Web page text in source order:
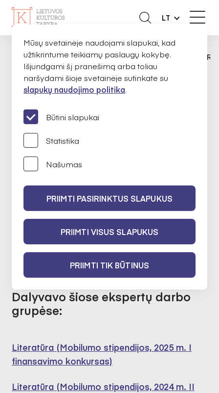
LT
PAGRINDINISAPIE MUS EKSPERTAI RAMŪNAS
Ramūnas Gerbutavičius
Literatūra
2024-02-14 iki 2026-02-14
Literatūros praktika
2020-02-06 iki 2022-02-06
Dalyvavo šiose ekspertų darbo
grupėse:
Literatūra (Mobilumo stipendijos, 2025 m. I
finansavimo konkursas)
Literatūra (Mobilumo stipendijos, 2024 m. II
Mūsų svetainėje naudojami slapukai, kad
užtikrintume teikiamų paslaugų kokybę.
Išjundgami šį pranešimą arba toliau
naršydami šioje svetainėje sutinkate su
slapukų naudojimo politika.
Būtini slapukai
Statistika
Našumas
PRIIMTI PASIRINKTUS SLAPUKUS
PRIIMTI VISUS SLAPUKUS
PRIIMTI TIK BŪTINUS